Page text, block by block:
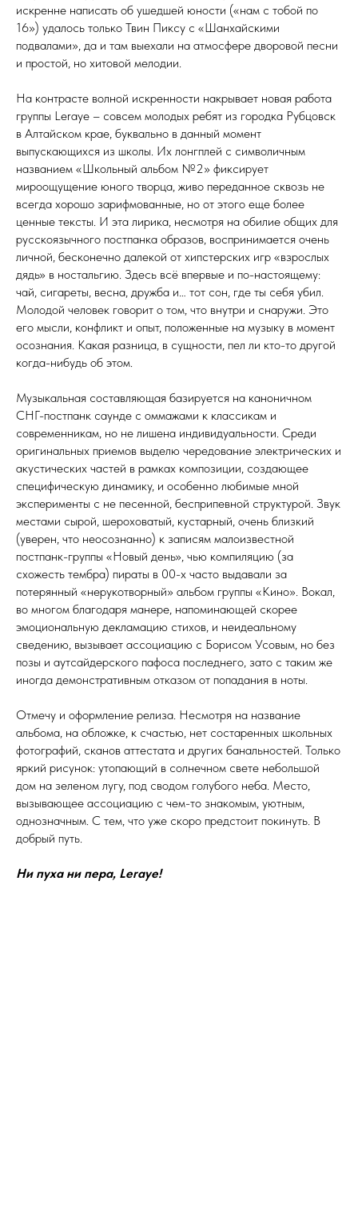
искренне написать об ушедшей юности («нам с тобой по
16») удалось только Твин Пиксу с «Шанхайскими
подвалами», да и там выехали на атмосфере дворовой песни
и простой, но хитовой мелодии.
На контрасте волной искренности накрывает новая работа
группы Leraye – совсем молодых ребят из городка Рубцовск
в Алтайском крае, буквально в данный момент
выпускающихся из школы. Их лонгплей с символичным
названием «Школьный альбом №2» фиксирует
мироощущение юного творца, живо переданное сквозь не
всегда хорошо зарифмованные, но от этого еще более
ценные тексты. И эта лирика, несмотря на обилие общих для
русскоязычного постпанка образов, воспринимается очень
личной, бесконечно далекой от хипстерских игр «взрослых
дядь» в ностальгию. Здесь всё впервые и по-настоящему:
чай, сигареты, весна, дружба и… тот сон, где ты себя убил.
Молодой человек говорит о том, что внутри и снаружи. Это
его мысли, конфликт и опыт, положенные на музыку в момент
осознания. Какая разница, в сущности, пел ли кто-то другой
когда-нибудь об этом.
Музыкальная составляющая базируется на каноничном
СНГ-постпанк саунде с оммажами к классикам и
современникам, но не лишена индивидуальности. Среди
оригинальных приемов выделю чередование электрических и
акустических частей в рамках композиции, создающее
специфическую динамику, и особенно любимые мной
эксперименты с не песенной, бесприпевной структурой. Звук
местами сырой, шероховатый, кустарный, очень близкий
(уверен, что неосознанно) к записям малоизвестной
постпанк-группы «Новый день», чью компиляцию (за
схожесть тембра) пираты в 00-х часто выдавали за
потерянный «нерукотворный» альбом группы «Кино». Вокал,
во многом благодаря манере, напоминающей скорее
эмоциональную декламацию стихов, и неидеальному
сведению, вызывает ассоциацию с Борисом Усовым, но без
позы и аутсайдерского пафоса последнего, зато с таким же
иногда демонстративным отказом от попадания в ноты.
Отмечу и оформление релиза. Несмотря на название
альбома, на обложке, к счастью, нет состаренных школьных
фотографий, сканов аттестата и других банальностей. Только
яркий рисунок: утопающий в солнечном свете небольшой
дом на зеленом лугу, под сводом голубого неба. Место,
вызывающее ассоциацию с чем-то знакомым, уютным,
однозначным. С тем, что уже скоро предстоит покинуть. В
добрый путь.
Ни пуха ни пера, Leraye!